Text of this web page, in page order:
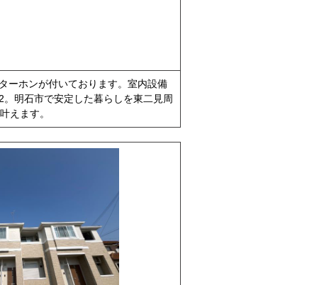
ーホンが付いております。室内設備
明石市で安定した暮らしを東二見周
えます。